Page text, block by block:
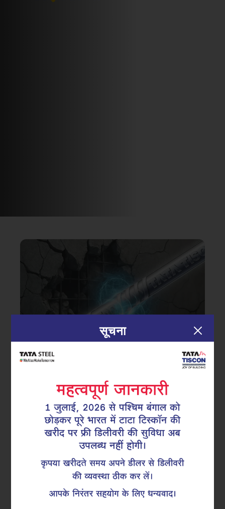
टीएमटी सरिया
कैसे टीएमटी रीबार निर्माण में अधिक भूकंप-
प्रतिरोधक क्षमता प्रदान करता है
भूकंप की संभावना वाले क्षेत्रों में इमारत की मज़बूती के साथ कोई भी
समझौता नहीं किया जा सकता है। मज़बूत डिज़ाइन और निर्माण
सूचना